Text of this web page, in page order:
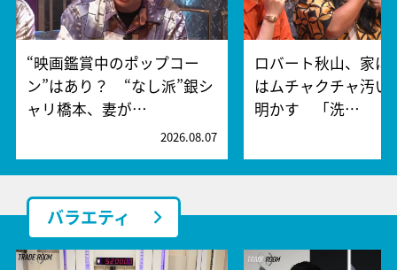
“映画鑑賞中のポップコー
ン”はあり？ “なし派”銀シ
ャリ橋本、妻が…
2026.08.07
ロバート秋山、家に
はムチャクチャ汚い
明かす 「洗…
バラエティ